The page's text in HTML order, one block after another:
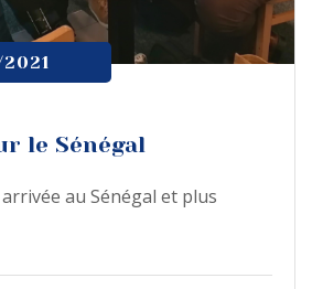
2021
le Sénégal
au Sénégal et plus